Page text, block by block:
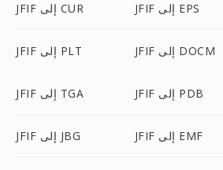
JFIF إلى CUR JFIF إلى EPS
JFIF إلى PLT JFIF إلى DOCM
JFIF إلى TGA JFIF إلى PDB
JFIF إلى JBG JFIF إلى EMF